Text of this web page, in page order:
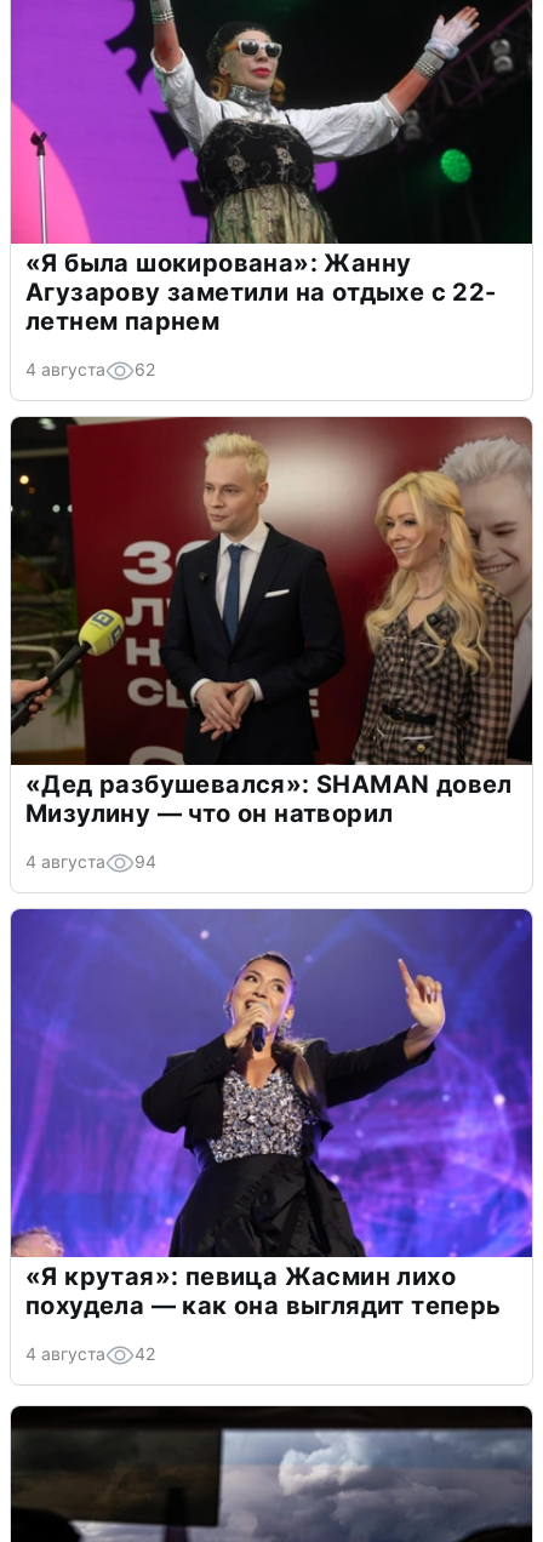
«Я была шокирована»: Жанну
Агузарову заметили на отдыхе с 22-
летнем парнем
4 августа 62
«Дед разбушевался»: SHAMAN довел
Мизулину — что он натворил
4 августа 94
«Я крутая»: певица Жасмин лихо
похудела — как она выглядит теперь
4 августа 42